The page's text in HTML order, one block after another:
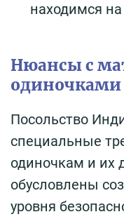
находимся на
Нюансы с
одиночками
Посольство
специальные
одиночкам и их
обусловлены
уровня